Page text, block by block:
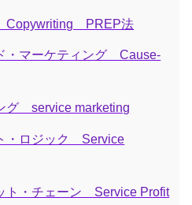
Copywriting PREP法
・マーケティング Cause-
グ service marketing
・ロジック Service
ト・チェーン Service Profit